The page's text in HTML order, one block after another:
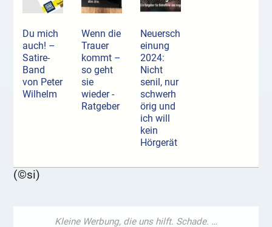
Du mich
auch! –
Satire-
Band
von Peter
Wilhelm
Wenn die
Trauer
kommt –
so geht
sie
wieder -
Ratgeber
Neuersch
einung
2024:
Nicht
senil, nur
schwerh
örig und
ich will
kein
Hörgerät
(©si)